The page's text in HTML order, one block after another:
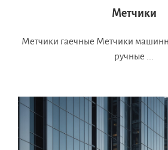
Метчики
Метчики гаечные Метчики
ручные ...